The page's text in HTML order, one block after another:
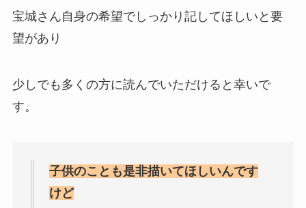
宝城さん自身の希望でしっかり記してほしいと要
望があり
少しでも多くの方に読んでいただけると幸いで
す。
子供のことも是非描いてほしいんです
けど